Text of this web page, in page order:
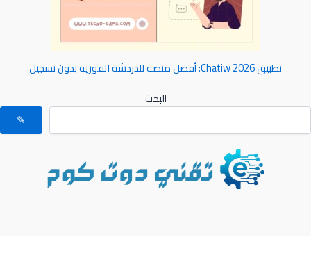
تطبيق Chatiw 2026: أفضل منصة للدردشة الفورية بدون تسجيل
البحث
✎